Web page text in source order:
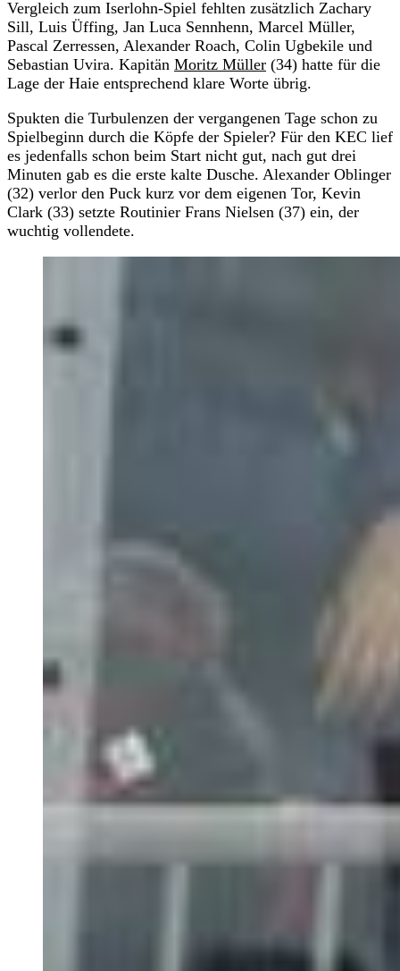
Vergleich zum Iserlohn-Spiel fehlten zusätzlich Zachary
Sill, Luis Üffing, Jan Luca Sennhenn, Marcel Müller,
Pascal Zerressen, Alexander Roach, Colin Ugbekile und
Sebastian Uvira. Kapitän Moritz Müller (34) hatte für die
Lage der Haie entsprechend klare Worte übrig.
Spukten die Turbulenzen der vergangenen Tage schon zu
Spielbeginn durch die Köpfe der Spieler? Für den KEC lief
es jedenfalls schon beim Start nicht gut, nach gut drei
Minuten gab es die erste kalte Dusche. Alexander Oblinger
(32) verlor den Puck kurz vor dem eigenen Tor, Kevin
Clark (33) setzte Routinier Frans Nielsen (37) ein, der
wuchtig vollendete.